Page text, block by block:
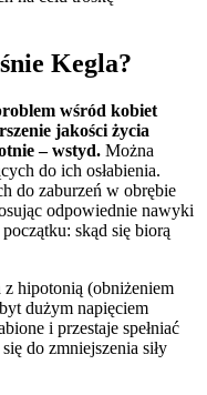
Kegla?
wśród kobiet
jakości życia
– wstyd. Można
do ich osłabienia.
do zaburzeń w obrębie
odpowiednie nawyki
skąd się biorą
hipotonią (obniżeniem
dużym napięciem
i przestaje spełniać
do zmniejszenia siły